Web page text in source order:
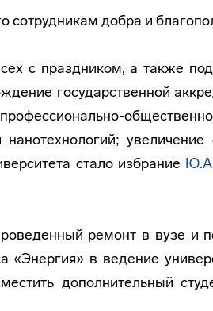
добра и
с праздником, а также
государственной
профессионально-
стало избрание
ремонт в вузе и
«Энергия» в ведение
дополнительный